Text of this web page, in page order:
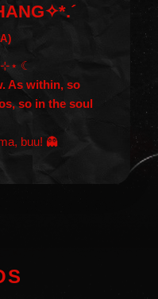
☾
As within, so
so in the soul
buu! 👻